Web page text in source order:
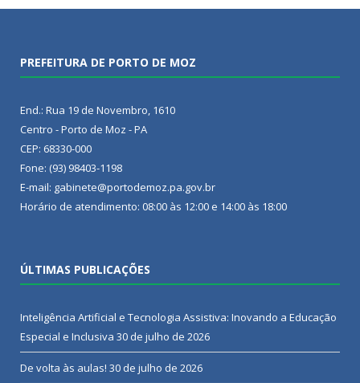
PREFEITURA DE PORTO DE MOZ
End.: Rua 19 de Novembro, 1610
Centro - Porto de Moz - PA
CEP: 68330-000
Fone: (93) 98403-1198
E-mail: gabinete@portodemoz.pa.gov.br
Horário de atendimento: 08:00 às 12:00 e 14:00 às 18:00
ÚLTIMAS PUBLICAÇÕES
Inteligência Artificial e Tecnologia Assistiva: Inovando a Educação
Especial e Inclusiva 30 de julho de 2026
De volta às aulas! 30 de julho de 2026